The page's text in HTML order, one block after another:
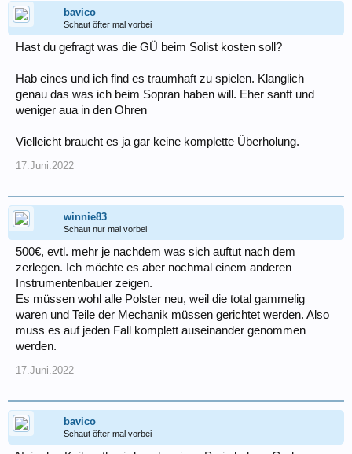
bavico
Schaut öfter mal vorbei
Hast du gefragt was die GÜ beim Solist kosten soll?
Hab eines und ich find es traumhaft zu spielen. Klanglich
genau das was ich beim Sopran haben will. Eher sanft und
weniger aua in den Ohren
Vielleicht braucht es ja gar keine komplette Überholung.
17.Juni.2022
winnie83
Schaut nur mal vorbei
500€, evtl. mehr je nachdem was sich auftut nach dem
zerlegen. Ich möchte es aber nochmal einem anderen
Instrumentenbauer zeigen.
Es müssen wohl alle Polster neu, weil die total gammelig
waren und Teile der Mechanik müssen gerichtet werden. Also
muss es auf jeden Fall komplett auseinander genommen
werden.
17.Juni.2022
bavico
Schaut öfter mal vorbei